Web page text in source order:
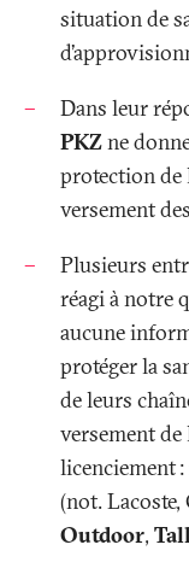
situation de
Dans leur
PKZne
protection de
versement
Plusieurs
réagi à notre
aucune
protéger la
de leurs
versement
licenciement
(not. Lacoste,
Outdoor,